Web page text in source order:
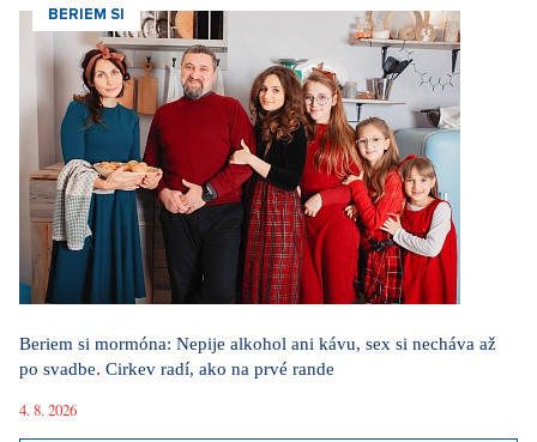
BERIEM SI
Beriem si mormóna: Nepije alkohol ani kávu, sex si necháva až
po svadbe. Cirkev radí, ako na prvé rande
4. 8. 2026